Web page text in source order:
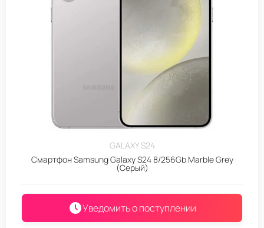
GALAXY S24
Смартфон Samsung Galaxy S24 8/256Gb Marble Grey
(Серый)
Уведомить о поступлении